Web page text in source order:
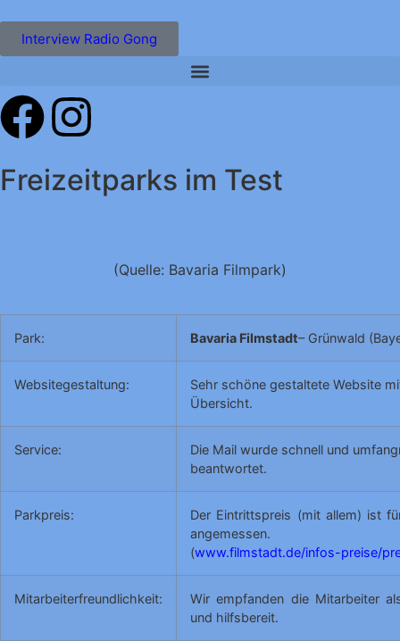
Interview Radio Gong
Freizeitparks im Test
(Quelle: Bavaria Filmpark)
Park: Bavaria Filmstadt– Grünwald
Websitegestaltung:
Sehr schöne gestaltete Website
Übersicht.
Service:
Die Mail wurde schnell und
beantwortet.
Parkpreis:
Der Eintrittspreis (mit allem) ist
angemessen.
(www.filmstadt.de/infos-preise/
Mitarbeiterfreundlichkeit:
Wir empfanden die Mitarbeiter
und hilfsbereit.